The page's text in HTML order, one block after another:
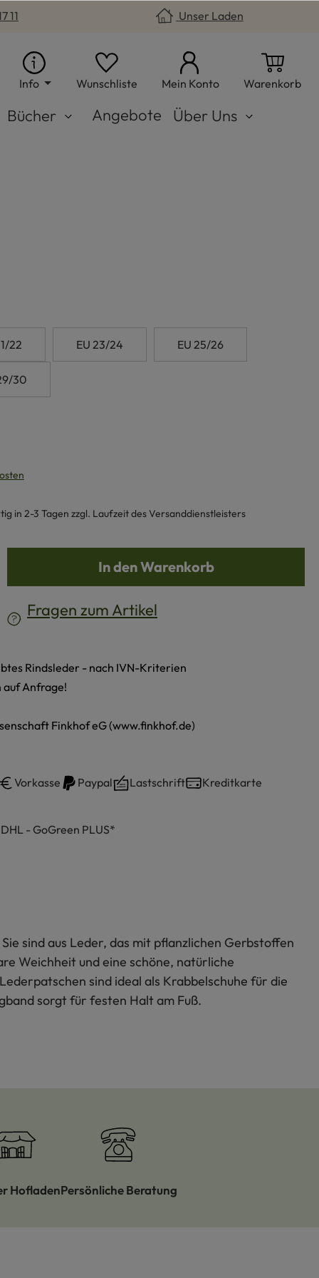
11 Unser Laden
Info Wunschliste Du hast 0 Produkte auf dem
Mein Konto Warenkorb
Bücher Angebote Über Uns
22 EU 23/24 EU 25/26
30
in 2-3 Tagen zzgl. Laufzeit des Versanddienstleisters
den gewünschten Wert ein oder
In den Warenkorb
Fragen zum Artikel
Rindsleder - nach IVN-Kriterien
auf Anfrage!
Finkhof eG (www.finkhof.de)
Vorkasse Paypal Lastschrift Kreditkarte
- GoGreen PLUS*
sind aus Leder, das mit pflanzlichen Gerbstoffen
Weichheit und eine schöne, natürliche
sind ideal als Krabbelschuhe für die
sorgt für festen Halt am Fuß.
HofladenPersönliche Beratung